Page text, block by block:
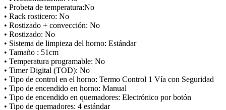
• Probeta de temperatura:No
• Rack rosticero: No
• Rostizado + convección: No
• Rostizado: No
• Sistema de limpieza del horno: Estándar
• Tamaño : 51cm
• Temperatura programable: No
• Timer Digital (TOD): No
• Tipo de control en el horno: Termo Control 1 Vía con Seguridad
• Tipo de encendido en horno: Manual
• Tipo de encendido en quemadores: Electrónico por botón
• Tipo de quemadores: 4 estándar